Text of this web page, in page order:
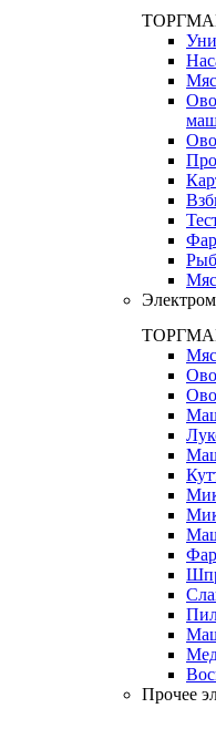
ТОРГМАШ
Прочее